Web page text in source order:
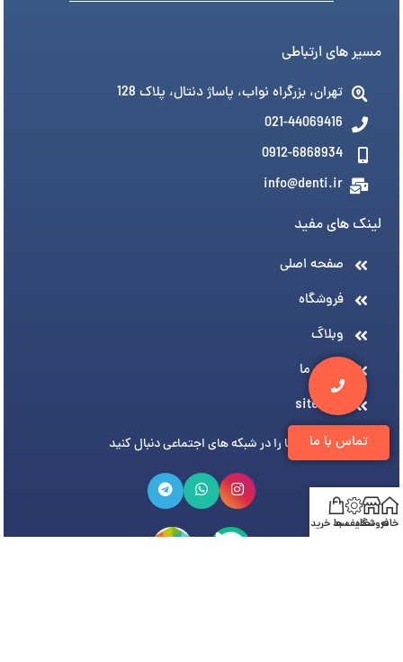
تماس با ما
مسیر های ارتباطی
تهران، بزرگراه نواب، پاساژ دنتال، پلاک 128
021-44069416
0912-6868934
info@denti.ir
لینک های مفید
صفحه اصلی
فروشگاه
وبلاگ
درباره ما
sitemap
ما را در شبکه های اجتماعی دنبال کنید
خانهفروشگاه
تخفیف هاسبد خرید